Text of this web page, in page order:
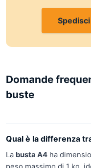
Domande
buste
Qual è la differenza
La busta A4 ha